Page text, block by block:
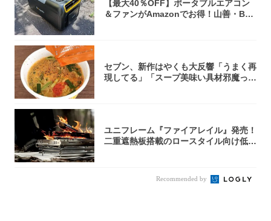
【最大40％OFF】ポータブルエアコン
＆ファンがAmazonでお得！山善・Bo
セブン、新作はやくも大反響「うまく再
現してる」「スープ美味い具材邪魔って
ユニフレーム『ファイアレイル』発売！
二重遮熱板搭載のロースタイル向け低型
Recommended by